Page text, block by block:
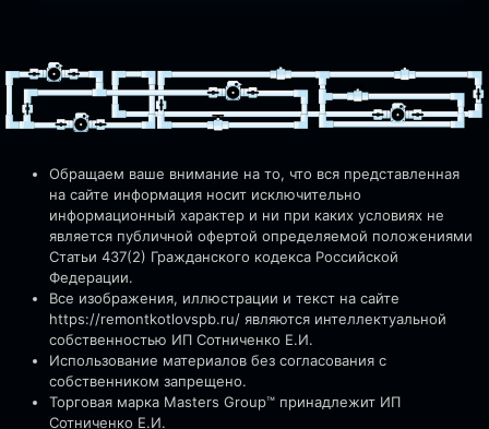
Обращаем ваше внимание на то, что вся представленная
на сайте информация носит исключительно
информационный характер и ни при каких условиях не
является публичной офертой определяемой положениями
Статьи 437(2) Гражданского кодекса Российской
Федерации.
Все изображения, иллюстрации и текст на сайте
https://remontkotlovspb.ru/ являются интеллектуальной
собственностью ИП Сотниченко Е.И.
Использование материалов без согласования с
собственником запрещено.
Торговая марка Masters Group™ принадлежит ИП
Сотниченко Е.И.